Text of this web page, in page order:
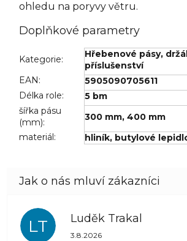
ohledu na poryvy větru.
Doplňkové parametry
Kategorie:
Hřebenové pásy,
příslušenství
EAN :
5905090705611
Délka role:
5 bm
šířka pásu
(mm): 300 mm,400 mm
materiál : hliník, butylové
LT Luděk Trakal
Hodnocení obchodu je 5 z 5
3.8.2026